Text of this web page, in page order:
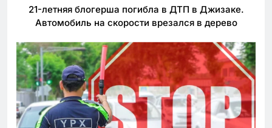
21-летняя блогерша погибла в ДТП в Джизаке.
Автомобиль на скорости врезался в дерево